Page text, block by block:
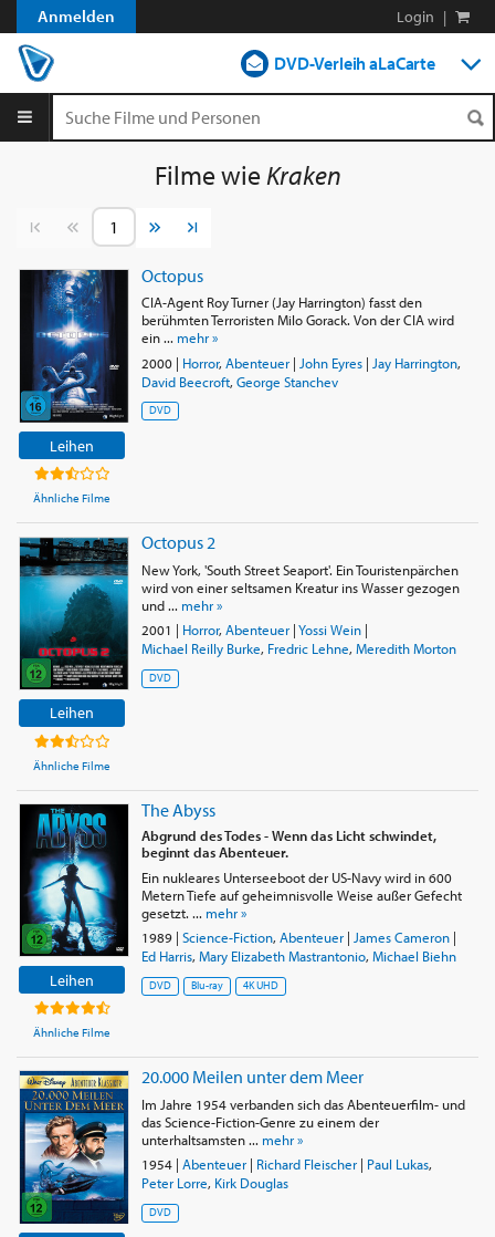
Anmelden Login |
DVD-Verleih aLaCarte
Streamen
Filme wieKraken
Vorherige SeiteNächste Seite
Leihen
Ähnliche Filme
Octopus
CIA-Agent Roy Turner (Jay Harrington) fasst den
berühmten Terroristen Milo Gorack. Von der CIA wird
ein ... mehr »
2000| Horror, Abenteuer| John Eyres| Jay Harrington,
David Beecroft, George Stanchev
DVD
Leihen
Ähnliche Filme
Octopus 2
New York, 'South Street Seaport'. Ein Touristenpärchen
wird von einer seltsamen Kreatur ins Wasser gezogen
und ... mehr »
2001 | Horror, Abenteuer|Yossi Wein|
Michael Reilly Burke, Fredric Lehne, Meredith Morton
DVD
Leihen
Ähnliche Filme
The Abyss
Abgrund des Todes - Wenn das Licht schwindet,
beginnt das Abenteuer.
Ein nukleares Unterseeboot der US-Navy wird in 600
Metern Tiefe auf geheimnisvolle Weise außer Gefecht
gesetzt. ... mehr »
1989| Science-Fiction, Abenteuer| James Cameron|
Ed Harris, Mary Elizabeth Mastrantonio, Michael Biehn
DVD Blu-ray 4K UHD
20.000 Meilen unter dem Meer
Im Jahre 1954 verbanden sich das Abenteuerfilm- und
das Science-Fiction-Genre zu einem der
unterhaltsamsten ... mehr »
1954| Abenteuer| Richard Fleischer| Paul Lukas,
Peter Lorre, Kirk Douglas
DVD